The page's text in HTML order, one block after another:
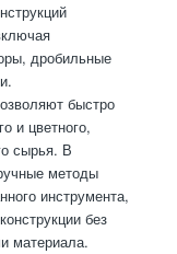
дробильные
быстро
и цветного,
сырья. В
методы
инструмента,
без
материала.